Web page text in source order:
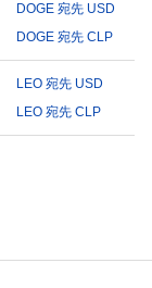
DOGE 宛先 USD
DOGE 宛先 CLP
LEO 宛先 USD
LEO 宛先 CLP